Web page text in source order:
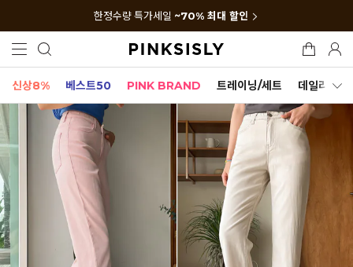
한정수량 특가세일 ~70% 최대 할인
신상8% 베스트50 PINK BRAND 트레이닝/세트 데일리세트